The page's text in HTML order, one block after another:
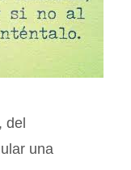
del
una